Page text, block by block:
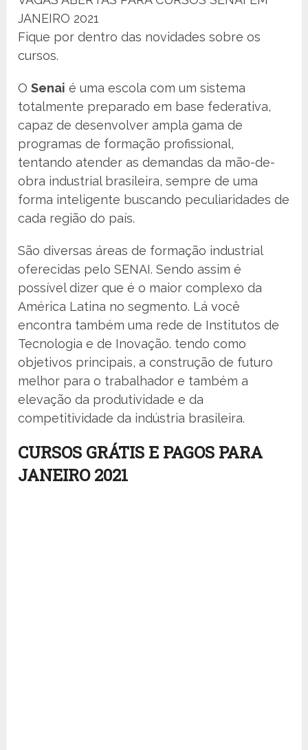
JANEIRO 2021
Fique por dentro das novidades sobre os
cursos.
OSenai é uma escola com um sistema
totalmente preparado em base federativa,
capaz de desenvolver ampla gama de
programas de formação profissional,
tentando atender as demandas da mão-de-
obra industrial brasileira, sempre de uma
forma inteligente buscando peculiaridades de
cada região do país.
São diversas áreas de formação industrial
oferecidas pelo SENAI. Sendo assim é
possível dizer que é o maior complexo da
América Latina no segmento. Lá você
encontra também uma rede de Institutos de
Tecnologia e de Inovação. tendo como
objetivos principais, a construção de futuro
melhor para o trabalhador e também a
elevação da produtividade e da
competitividade da indústria brasileira.
CURSOS GRÁTIS E PAGOS PARA
JANEIRO 2021